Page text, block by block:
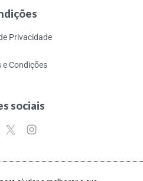
Privacidade
e Condições
sociais